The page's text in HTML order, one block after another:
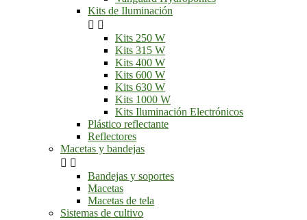
Kits de Iluminación
 
Kits 250 W
Kits 315 W
Kits 400 W
Kits 600 W
Kits 630 W
Kits 1000 W
Kits Iluminación Electrónicos
Plástico reflectante
Reflectores
Macetas y bandejas
 
Bandejas y soportes
Macetas
Macetas de tela
Sistemas de cultivo